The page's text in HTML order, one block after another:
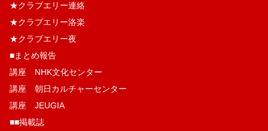
★クラブエリー連絡
★クラブエリー洛楽
★クラブエリー夜
■まとめ報告
講座 NHK文化センター
講座 朝日カルチャーセンター
講座 JEUGIA
■■掲載誌